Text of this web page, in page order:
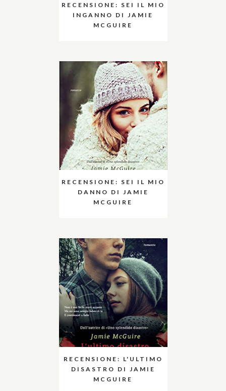
RECENSIONE: SEI IL MIO
INGANNO DI JAMIE
MCGUIRE
RECENSIONE: SEI IL MIO
DANNO DI JAMIE
MCGUIRE
RECENSIONE: L'ULTIMO
DISASTRO DI JAMIE
MCGUIRE